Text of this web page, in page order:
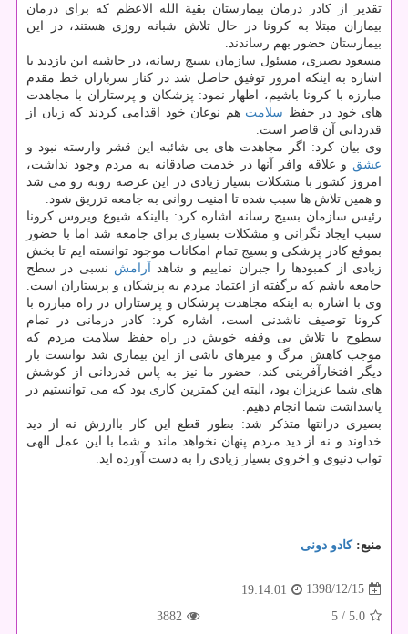
تقدیر از كادر درمان بیمارستان بقیة الله الاعظم كه برای درمان
بیماران مبتلا به كرونا در حال تلاش شبانه روزی هستند، در این
بیمارستان حضور بهم رساندند.
مسعود بصیری، مسئول سازمان بسیج رسانه، در حاشیه این بازدید با
اشاره به اینكه امروز توفیق حاصل شد در كنار سربازان خط مقدم
مبارزه با كرونا باشیم، اظهار نمود: پزشكان و پرستاران با مجاهدت
های خود در حفظ سلامت هم نوعان خود اقدامی كردند كه زبان از
قدردانی آن قاصر است.
وی بیان كرد: اگر مجاهدت های بی شائبه این قشر وارسته نبود و
عشق و علاقه وافر آنها در خدمت صادقانه به مردم وجود نداشت،
امروز كشور با مشكلات بسیار زیادی در این عرصه روبه رو می شد
و همین تلاش ها سبب شده تا امنیت روانی به جامعه تزریق شود.
رئیس سازمان بسیج رسانه اشاره كرد: بااینكه شیوع ویروس كرونا
سبب ایجاد نگرانی و مشكلات بسیاری برای جامعه شد اما با حضور
بموقع كادر پزشكی و بسیج تمام امكانات موجود توانسته ایم تا بخش
زیادی از كمبودها را جبران نماییم و شاهد آرامش نسبی در سطح
جامعه باشم كه برگفته از اعتماد مردم به پزشكان و پرستاران است.
وی با اشاره به اینكه مجاهدت پزشكان و پرستاران در راه مبارزه با
كرونا توصیف ناشدنی است، اشاره كرد: كادر درمانی در تمام
سطوح با تلاش بی وقفه خویش در راه حفظ سلامت مردم كه
موجب كاهش مرگ و میرهای ناشی از این بیماری شد توانست بار
دیگر افتخارآفرینی كند، حضور ما نیز به پاس قدردانی از كوشش
های شما عزیزان بود، البته این كمترین كاری بود كه می توانستیم در
پاسداشت شما انجام دهیم.
بصیری درانتها متذكر شد: بطور قطع این كار باارزش نه از دید
خداوند و نه از دید مردم پنهان نخواهد ماند و شما با این عمل الهی
ثواب دنیوی و اخروی بسیار زیادی را به دست آورده اید.
منبع:كادو دونی
1398/12/15
19:14:01
5.0
/ 5
3882